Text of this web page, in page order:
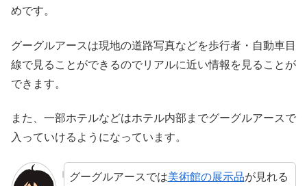
めです。
グーグルアースは現地の道路写真などを歩行者・自動車目
線で見ることができるのでリアルに近い情報を見ることが
できます。
また、一部ホテルなどはホテル内部までグーグルアースで
入っていけるようになっています。
グーグルアースでは美術館の展示品が見れる